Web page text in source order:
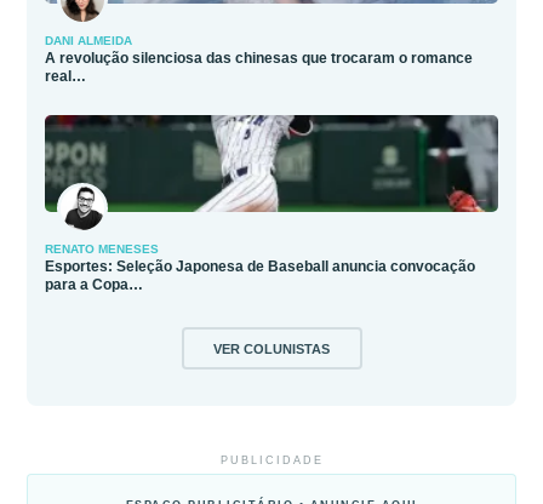
DANI ALMEIDA
A revolução silenciosa das chinesas que trocaram o romance
real…
RENATO MENESES
Esportes: Seleção Japonesa de Baseball anuncia convocação
para a Copa…
VER COLUNISTAS
PUBLICIDADE